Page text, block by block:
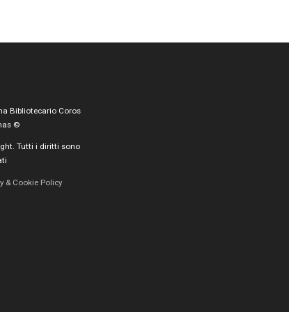
Bibliotecario Coros
©
Tutti i diritti sono
& Cookie Policy